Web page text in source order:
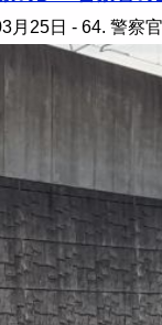
月25日 - 64. 警察